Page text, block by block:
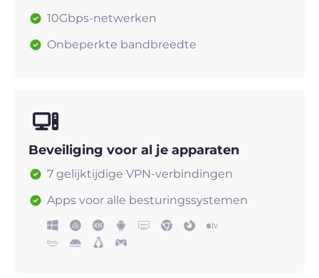
10Gbps-netwerken
Onbeperkte bandbreedte
Beveiliging voor al je apparaten
7 gelijktijdige VPN-verbindingen
Apps voor alle besturingssystemen